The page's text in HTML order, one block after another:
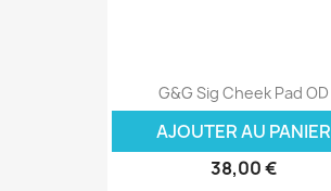
G&G Sig Cheek Pad OD
AJOUTER AU PANIER
38,00 €